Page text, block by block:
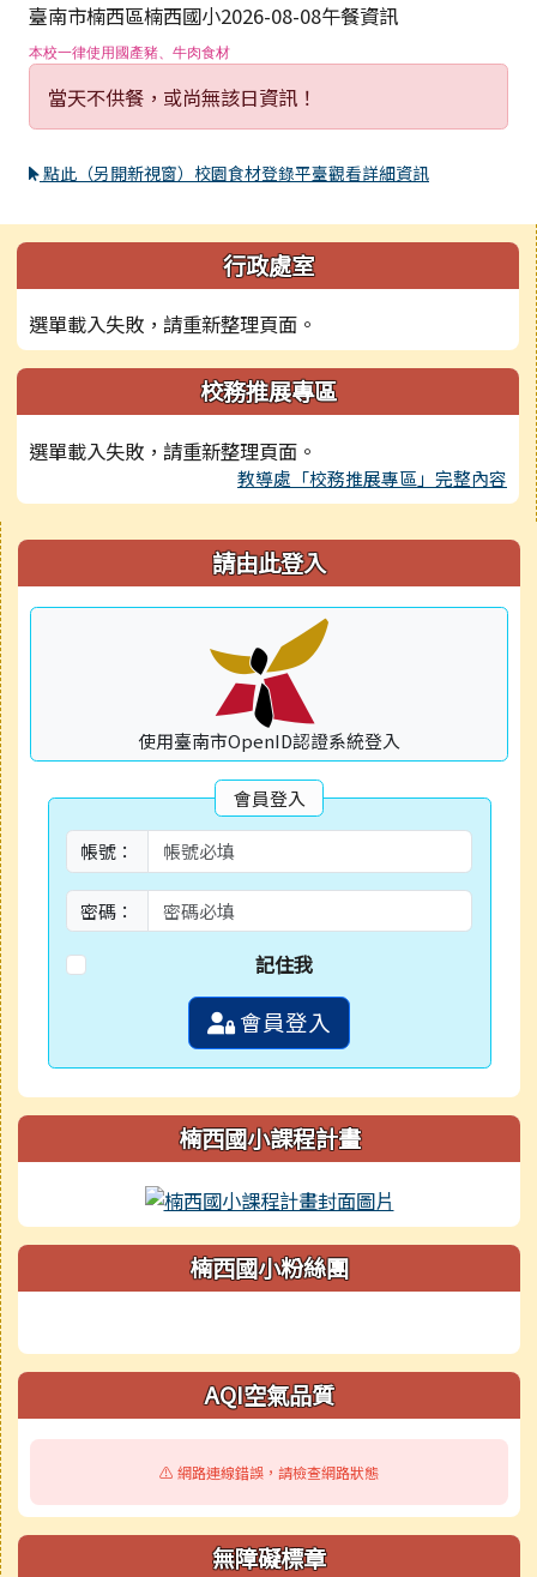
臺南市楠西區楠西國小2026-08-08午餐資訊
本校一律使用國產豬、牛肉食材
當天不供餐，或尚無該日資訊！
點此（另開新視窗）校園食材登錄平臺觀看詳細資訊
左邊區域內容 行政處室
選單載入失敗，請重新整理頁面。
校務推展專區
選單載入失敗，請重新整理頁面。
教導處「校務推展專區」完整內容
右邊區域內容 請由此登入
使用臺南市OpenID認證系統登入
會員登入
帳號：
密碼：
記住我
會員登入
楠西國小課程計畫
楠西國小粉絲團
AQI空氣品質
⚠️ 網路連線錯誤，請檢查網路狀態
無障礙標章